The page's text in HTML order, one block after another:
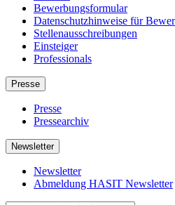
Bewerbungsformular
Datenschutzhinweise für
Stellenausschreibungen
Einsteiger
Professionals
Presse
Presse
Pressearchiv
Newsletter
Newsletter
Abmeldung HASIT Newsletter